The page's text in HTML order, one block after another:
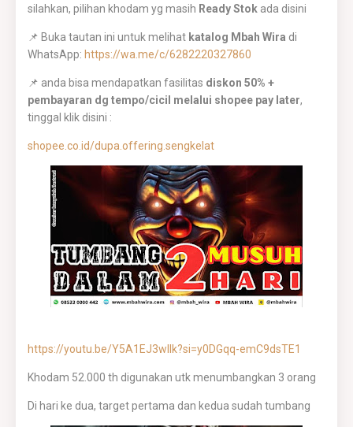
silahkan, pilihan khodam yg masih Ready Stok ada disini
📌 Buka tautan ini untuk melihat katalog Mbah Wira di
WhatsApp: https://wa.me/c/6282220327860
📌 anda bisa mendapatkan fasilitas diskon 50% +
pembayaran dg tempo/cicil melalui shopee pay later,
tinggal klik disini :
shopee.co.id/dupa.offering.sengkelat
https://youtu.be/Y5A1EJ3wIlk?si=y0DGqq-emC9dsTE1
Khodam 52.000 th digunakan utk menumbangkan 3 orang
Di hari ke dua, target pertama dan kedua sudah tumbang